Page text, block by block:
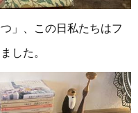
」、この日私たちはフ
した。